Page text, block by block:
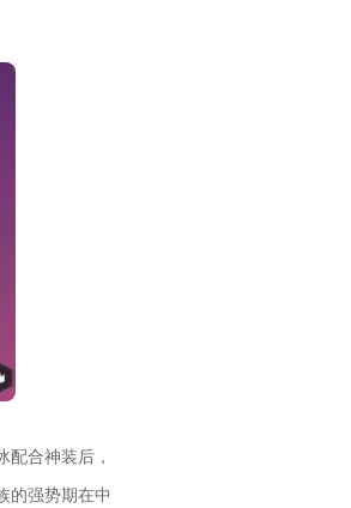
合神装后，
的强势期在中